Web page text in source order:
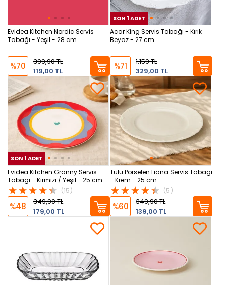
Evidea Kitchen Nordic Servis
Tabağı - Yeşil - 28 cm
%70
399,90 TL
119,00 TL
SON 1 ADET
Acar King Servis Tabağı - Kırık
Beyaz - 27 cm
%71
1.159 TL
329,00 TL
SON 1 ADET SON 1 ADET
Evidea Kitchen Granny Servis
Tabağı - Kırmızı / Yeşil - 25 cm
(15)
%48
349,90 TL
179,00 TL
Tulu Porselen Liana Servis Tabağı
- Krem - 25 cm
(5)
%60
349,90 TL
139,00 TL